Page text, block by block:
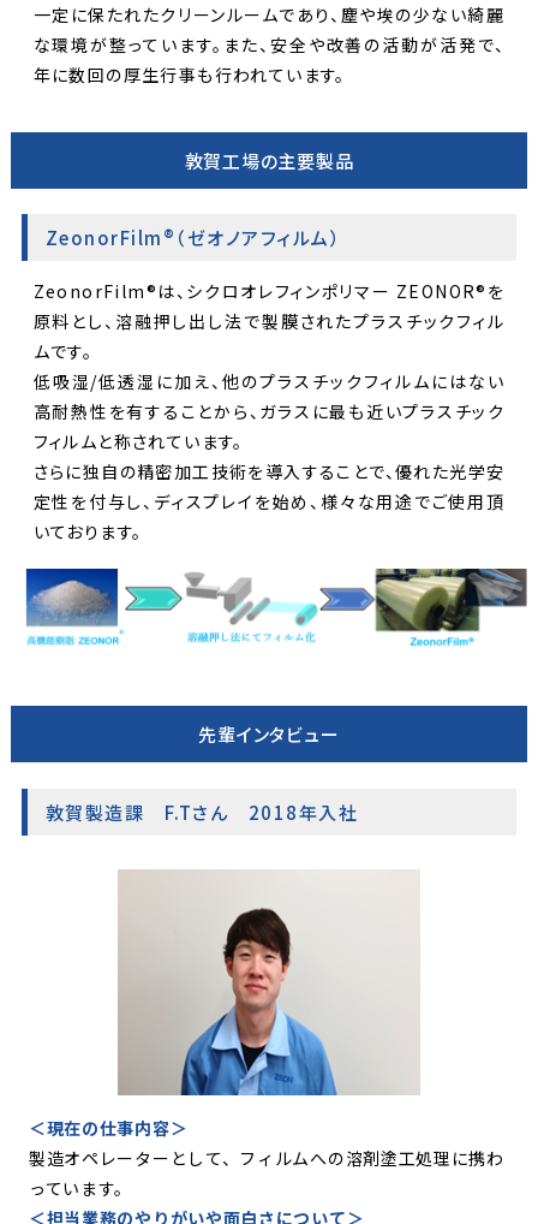
一定に保たれたクリーンルームであり、塵や埃の少ない綺麗
な環境が整っています。また、安全や改善の活動が活発で、
年に数回の厚生行事も行われています。
敦賀工場の主要製品
ZeonorFilm®（ゼオノアフィルム）
ZeonorFilm®は、シクロオレフィンポリマー ZEONOR®を
原料とし、溶融押し出し法で製膜されたプラスチックフィル
ムです。
低吸湿/低透湿に加え、他のプラスチックフィルムにはない
高耐熱性を有することから、ガラスに最も近いプラスチック
フィルムと称されています。
さらに独自の精密加工技術を導入することで、優れた光学安
定性を付与し、ディスプレイを始め、様々な用途でご使用頂
いております。
先輩インタビュー
敦賀製造課 F.Tさん 2018年入社
＜現在の仕事内容＞
製造オペレーターとして、フィルムへの溶剤塗工処理に携わ
っています。
＜担当業務のやりがいや面白さについて＞